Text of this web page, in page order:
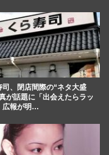
司、閉店間際の“ネタ大盛
が話題に「出会えたらラッ
広報が明…